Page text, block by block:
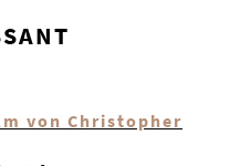
von Christopher